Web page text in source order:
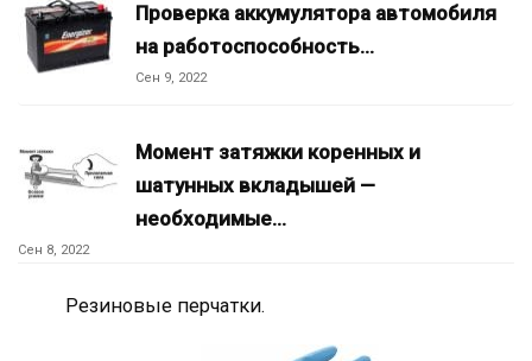
Проверка аккумулятора автомобиля
на работоспособность…
Сен 9, 2022
Момент затяжки коренных и
шатунных вкладышей —
необходимые…
Сен 8, 2022
Резиновые перчатки.